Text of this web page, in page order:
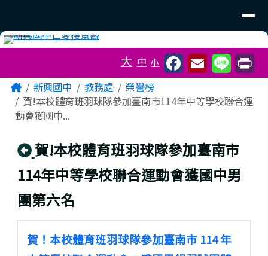
⏸
大 中 小
主內容區域
Home新興國中 教務處
榮譽榜
賀!本校體育班羽球隊參加臺南市114年中等學校聯合運
動會獲國中...
回上頁
賀!本校體育班羽球隊參加臺南市
114年中等學校聯合運動會獲國中男
團第六名
賀！本校體育班羽球隊參加臺南市 114 年
頁尾區域